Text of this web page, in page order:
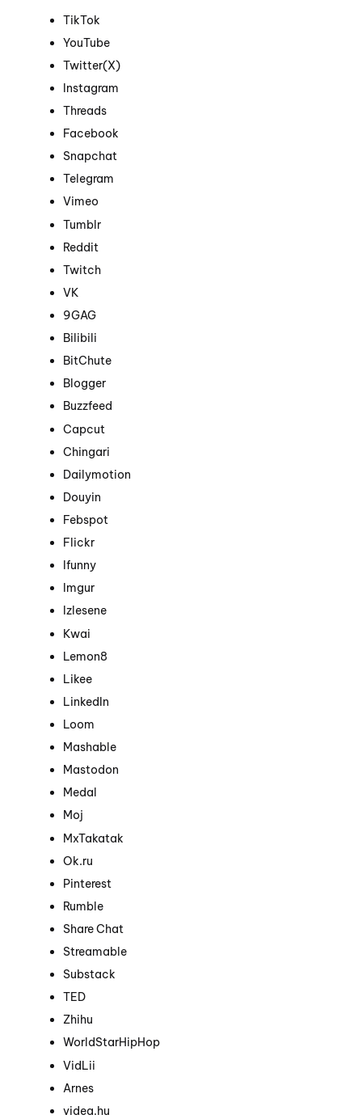
TikTok
YouTube
Twitter(X)
Instagram
Threads
Facebook
Snapchat
Telegram
Vimeo
Tumblr
Reddit
Twitch
VK
9GAG
Bilibili
BitChute
Blogger
Buzzfeed
Capcut
Chingari
Dailymotion
Douyin
Febspot
Flickr
Ifunny
Imgur
Izlesene
Kwai
Lemon8
Likee
LinkedIn
Loom
Mashable
Mastodon
Medal
Moj
MxTakatak
Ok.ru
Pinterest
Rumble
Share Chat
Streamable
Substack
TED
Zhihu
WorldStarHipHop
VidLii
Arnes
videa.hu